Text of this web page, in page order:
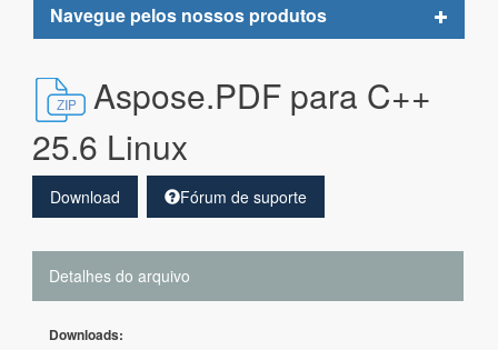
Navegue pelos nossos produtos
Toggle
Aspose.PDF para C++
25.6 Linux
Download Fórum de suporte
Detalhes do arquivo
Downloads: